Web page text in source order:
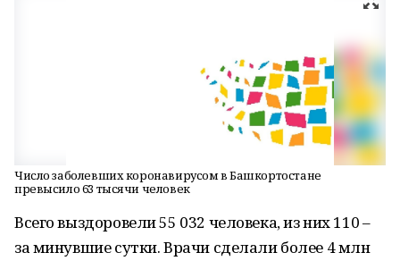
Число заболевших коронавирусом в Башкортостане
превысило 63 тысячи человек
Всего выздоровели 55 032 человека, из них 110 –
за минувшие сутки. Врачи сделали более 4 млн